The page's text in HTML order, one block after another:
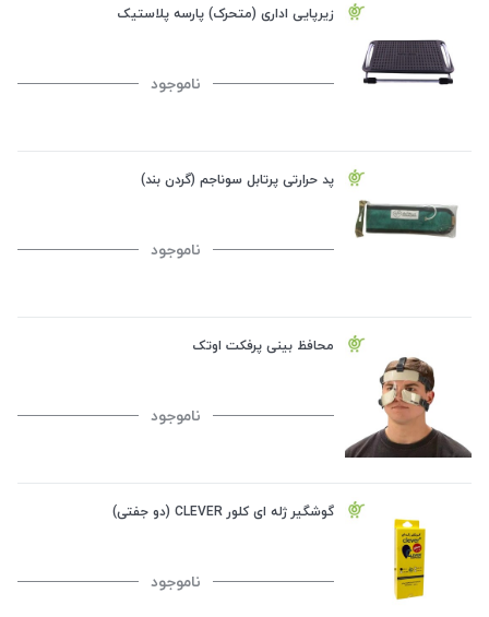
زیرپایی اداری (متحرک) پارسه پلاستیک
ناموجود
پد حرارتی پرتابل سوناجم (گردن بند)
ناموجود
محافظ بینی پرفکت اوتک
ناموجود
گوشگیر ژله ای کلور CLEVER (دو جفتی)
ناموجود